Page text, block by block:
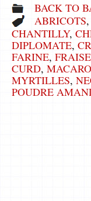
BACK TO
ABRICOTS,
CHANTILLY,
DIPLOMATE,
FARINE, FRAISE
CURD,
MYRTILLES,
POUDRE